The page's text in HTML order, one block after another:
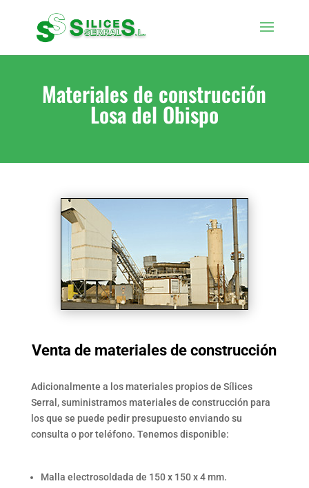
Materiales de construcción
Losa del Obispo
Venta de materiales de construcción
Adicionalmente a los materiales propios de Sílices
Serral, suministramos materiales de construcción para
los que se puede pedir presupuesto enviando su
consulta o por teléfono. Tenemos disponible:
Malla electrosoldada de 150 x 150 x 4 mm.